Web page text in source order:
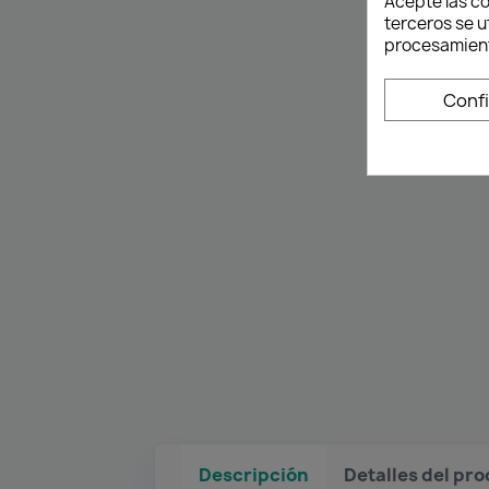
Descripción Detalles del
terceros se